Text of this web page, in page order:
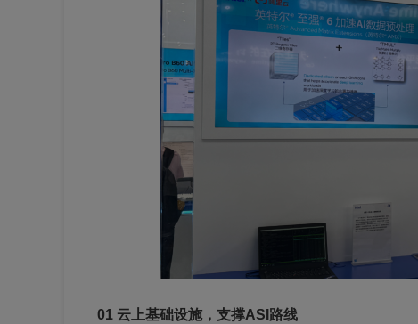
01 云上基础设施，支撑ASI路线